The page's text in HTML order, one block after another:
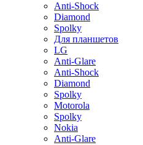
Anti-Shock
Diamond
Spolky
Для планшетов
LG
Anti-Glare
Anti-Shock
Diamond
Spolky
Motorola
Spolky
Nokia
Anti-Glare